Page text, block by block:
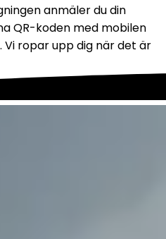
anmäler du din
QR-koden med mobilen
ropar upp dig när det är